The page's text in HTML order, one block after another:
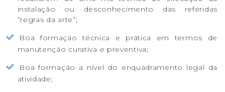
instalação ou desconhecimento das referidas
“regras da arte”;
Boa formação técnica e prática em termos de
manutenção curativa e preventiva;
Boa formação a nível do enquadramento legal da
atividade;